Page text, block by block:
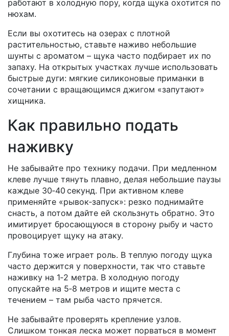
работают в холодную пору, когда щука охотится по
нюхам.
Если вы охотитесь на озерах с плотной
растительностью, ставьте наживо небольшие
шунты с ароматом – щука часто подбирает их по
запаху. На открытых участках лучше использовать
быстрые дуги: мягкие силиконовые приманки в
сочетании с вращающимся джигом «запутают»
хищника.
Как правильно подать
наживку
Не забывайте про технику подачи. При медленном
клеве лучше тянуть плавно, делая небольшие паузы
каждые 30‑40 секунд. При активном клеве
применяйте «рывок‑запуск»: резко поднимайте
снасть, а потом дайте ей скользнуть обратно. Это
имитирует бросающуюся в сторону рыбу и часто
провоцирует щуку на атаку.
Глубина тоже играет роль. В теплую погоду щука
часто держится у поверхности, так что ставьте
наживку на 1‑2 метра. В холодную погоду
опускайте на 5‑8 метров и ищите места с
течением – там рыба часто прячется.
Не забывайте проверять крепление узлов.
Слишком тонкая леска может порваться в момент